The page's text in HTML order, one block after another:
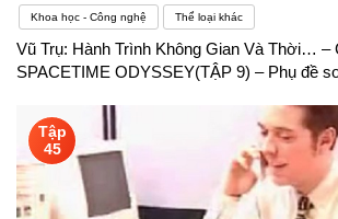
Khoa học - Công nghệ Thể loại khác
Vũ Trụ: Hành Trình Không Gian Và Thời… –
SPACETIME ODYSSEY(TẬP 9) – Phụ đề
Tập
45